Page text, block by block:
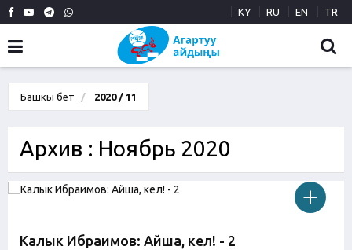
KY RU EN TR
Башкы бет 2020 / 11
Архив : Ноябрь 2020
Калык Ибраимов: Айша, кел! - 2